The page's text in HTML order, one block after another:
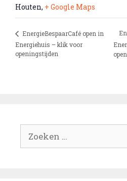
Houten, + Google Maps
EnergieBespaarCafé open in
Energiehuis – klik voor
openingstijden
naar: